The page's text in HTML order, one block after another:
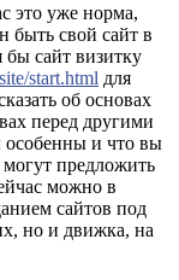
это уже норма,
свой сайт в
бы сайт визитку
start.html для
об основах
перед другими
и что вы
предложить
можно в
сайтов под
но и движка, на